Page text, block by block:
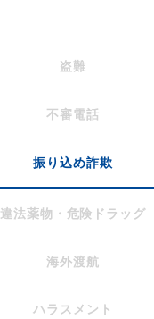
盗難
不審電話
振り込め詐欺
違法薬物・危険ドラッグ
海外渡航
ハラスメント